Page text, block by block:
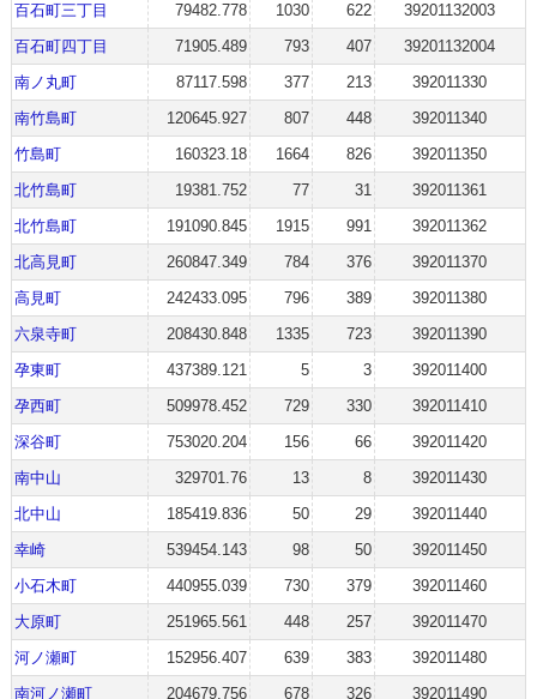
百石町三丁目
79482.778 1030 622
39201132003
百石町四丁目
71905.489 793 407
39201132004
南ノ丸町
87117.598 377 213
392011330
南竹島町
120645.927 807 448
392011340
竹島町
160323.18 1664 826
392011350
北竹島町
19381.752 77 31
392011361
北竹島町
191090.845 1915 991
392011362
北高見町
260847.349 784 376
392011370
高見町
242433.095 796 389
392011380
六泉寺町
208430.848 1335 723
392011390
孕東町
437389.121 5 3
392011400
孕西町
509978.452 729 330
392011410
深谷町
753020.204 156 66
392011420
南中山
329701.76 13 8
392011430
北中山
185419.836 50 29
392011440
幸崎
539454.143 98 50
392011450
小石木町
440955.039 730 379
392011460
大原町
251965.561 448 257
392011470
河ノ瀬町
152956.407 639 383
392011480
南河ノ瀬町
204679.756 678 326 392011490